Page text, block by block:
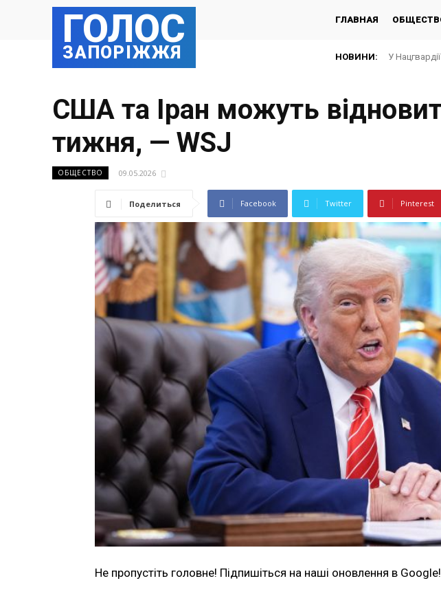
ГОЛОС
ЗАПОРІЖЖЯ
ГЛАВНАЯ
НОВИНИ: У
США та Іран можуть
тижня, — WSJ
ОБЩЕСТВО 09.05.2026
Поделиться Facebook Twitter Pinterest
Не пропустіть головне! Підпишіться на наші оновлення в Google!